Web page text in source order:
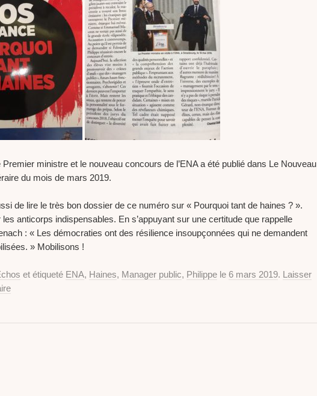
Premier ministre et le nouveau concours de l’ENA a été publié dans Le Nouveau
du mois de mars 2019.
de lire le très bon dossier de ce numéro sur « Pourquoi tant de haines ? ».
anticorps indispensables. En s’appuyant sur une certitude que rappelle
: « Les démocraties ont des résilience insoupçonnées qui ne demandent
» Mobilisons !
et étiqueté ENA, Haines, Manager public, Philippe le 6 mars 2019. Laisser